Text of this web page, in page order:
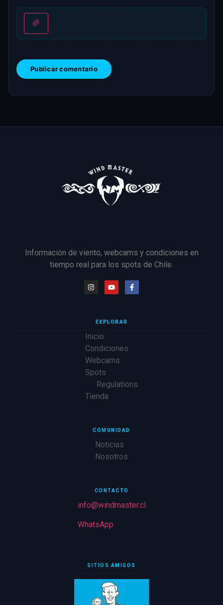
Información de viento, webcams y condiciones en
tiempo real para los spots de Chile.
EXPLORAR
Inicio
Condiciones
Webcams
Spots
Regulations
Tienda
COMUNIDAD
Noticias
Nosotros
CONTACTO
info@windmaster.cl
WhatsApp
SITIOS AMIGOS